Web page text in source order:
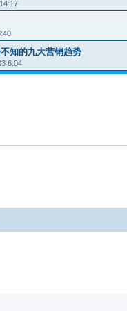
知的九大营销趋势
6:04